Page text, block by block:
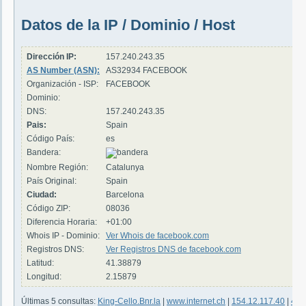
Datos de la IP / Dominio / Host
Dirección IP:
157.240.243.35
AS Number (ASN):
AS32934 FACEBOOK
Organización - ISP:
FACEBOOK
Dominio:
DNS:
157.240.243.35
Pais:
Spain
Código País:
es
Bandera:
Nombre Región:
Catalunya
País Original:
Spain
Ciudad:
Barcelona
Código ZIP:
08036
Diferencia Horaria:
+01:00
Whois IP - Dominio:
Ver Whois de facebook.com
Registros DNS:
Ver Registros DNS de facebook.com
Latitud:
41.38879
Longitud:
2.15879
Últimas 5 consultas: King-Cello.Bnr.la www.internet.ch 154.12.117.40